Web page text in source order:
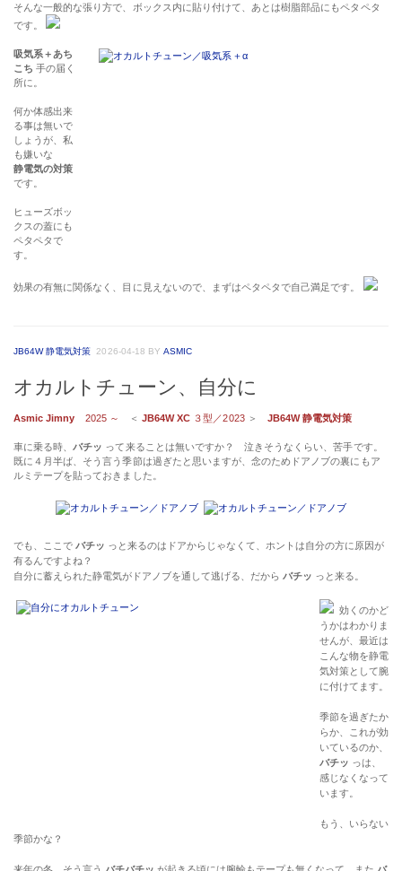
そんな一般的な張り方で、ボックス内に貼り付けて、あとは樹脂部品にもペタペタ
です。
吸気系＋あち
こち 手の届く
所に。
何か体感出来
る事は無いで
しょうが、私
も嫌いな
静電気の対策
です。
ヒューズボッ
クスの蓋にも
ペタペタで
す。
効果の有無に関係なく、目に見えないので、まずはペタペタで自己満足です。
JB64W 静電気対策 2026-04-18 BYASMIC
オカルトチューン、自分に
Asmic Jimny 2025 ～ ＜ JB64W XC ３型／2023＞ JB64W 静電気対策
車に乗る時、バチッ って来ることは無いですか？ 泣きそうなくらい、苦手です。
既に４月半ば、そう言う季節は過ぎたと思いますが、念のためドアノブの裏にもア
ルミテープを貼っておきました。
でも、ここで バチッ っと来るのはドアからじゃなくて、ホントは自分の方に原因が
有るんですよね？
自分に蓄えられた静電気がドアノブを通して逃げる、だから バチッ っと来る。
効くのかど
うかはわかりま
せんが、最近は
こんな物を静電
気対策として腕
に付けてます。
季節を過ぎたか
らか、これが効
いているのか、
バチッ っは、
感じなくなって
います。
もう、いらない
季節かな？